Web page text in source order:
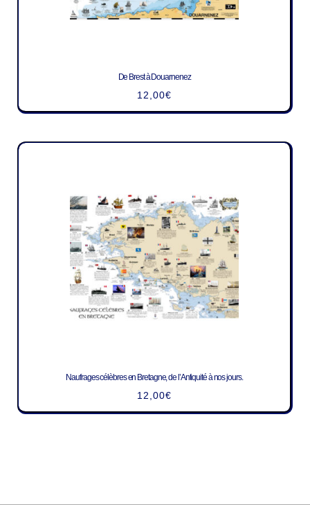
De Brest à Douarnenez
12,00€
Naufrages célèbres en Bretagne, de l’Antiquité à nos jours.
12,00€